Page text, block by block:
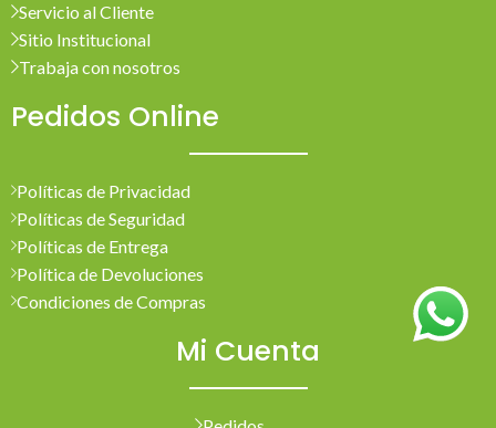
Servicio al Cliente
Sitio Institucional
Trabaja con nosotros
Pedidos Online
Políticas de Privacidad
Políticas de Seguridad
Políticas de Entrega
Política de Devoluciones
Condiciones de Compras
Mi Cuenta